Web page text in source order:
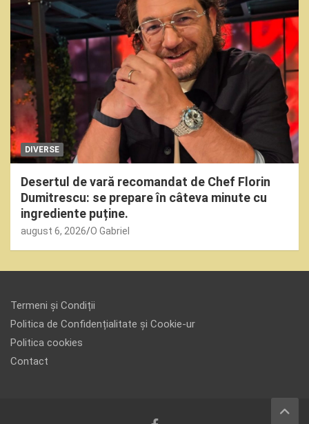
DIVERSE
Desertul de vară recomandat de Chef Florin
Dumitrescu: se prepare în câteva minute cu
ingrediente puține.
august 6, 2026 O Gabriel
Termeni și Condiții
Politica de Confidențialitate și Cookie-ur
Politica cookies
Contact